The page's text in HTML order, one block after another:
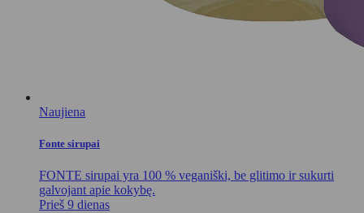
Naujiena
Fonte sirupai
FONTE sirupai yra 100 % veganiški, be glitimo ir sukurti
galvojant apie kokybę.
Prieš 9 dienas